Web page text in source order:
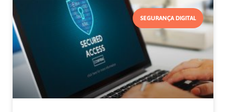
SEGURANÇA DIGITAL